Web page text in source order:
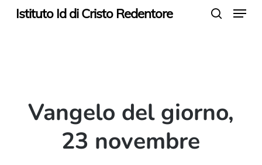
SkipIstituto Id di Cristo Redentore Menu
Vangelo del giorno,
23 novembre